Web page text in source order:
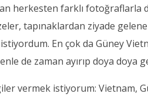
herkesten farklı
tapınaklardan ziyade
En çok da Güney
de zaman ayırıp doya doya
vermek istiyorum: Vietnam,